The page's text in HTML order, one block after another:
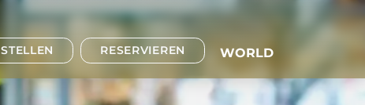
RESERVIEREN WORLD